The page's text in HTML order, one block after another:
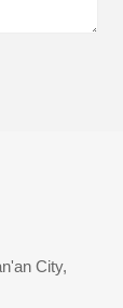
City,